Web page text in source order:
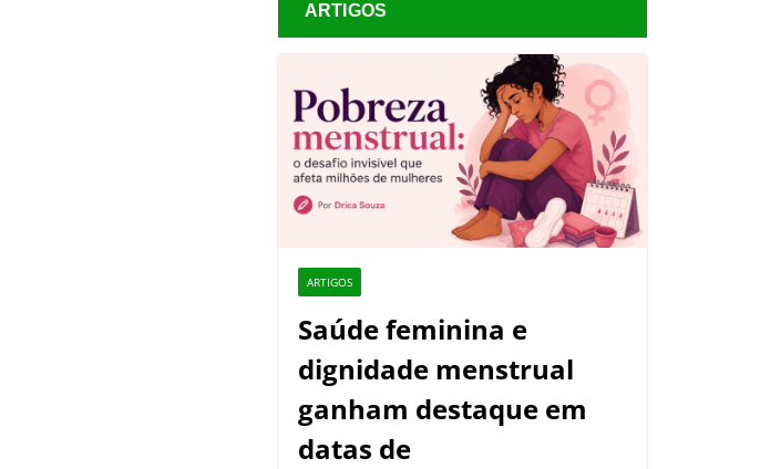
ARTIGOS
ARTIGOS
Saúde feminina e
dignidade menstrual
ganham destaque em
datas de